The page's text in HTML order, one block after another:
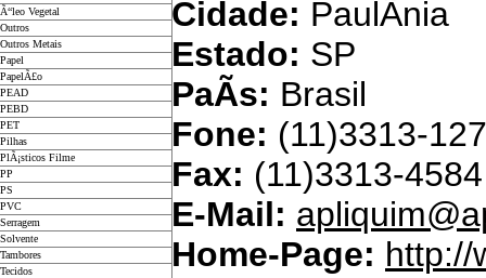
Ã“leo Vegetal
Outros
Outros Metais
Papel
PapelÃ£o
PEAD
PEBD
PET
Pilhas
PlÃ¡sticos Filme
PP
PS
PVC
Serragem
Solvente
Tambores
Tecidos
Cidade: PaulÃ­nia
Estado: SP
PaÃ­s: Brasil
Fone: (11)3313-
Fax: (11)3313-4584
E-Mail:
Home-Page: http://